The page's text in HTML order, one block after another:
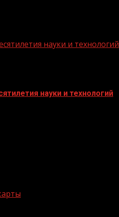
науки и технологий
науки и технологий